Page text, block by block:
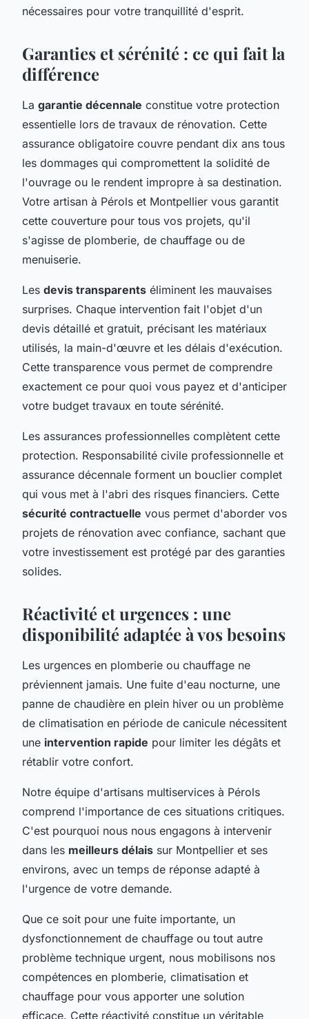
nécessaires pour votre tranquillité d'esprit.
Garanties et sérénité : ce qui fait la
différence
La garantie décennale constitue votre protection
essentielle lors de travaux de rénovation. Cette
assurance obligatoire couvre pendant dix ans tous
les dommages qui compromettent la solidité de
l'ouvrage ou le rendent impropre à sa destination.
Votre artisan à Pérols et Montpellier vous garantit
cette couverture pour tous vos projets, qu'il
s'agisse de plomberie, de chauffage ou de
menuiserie.
Les devis transparents éliminent les mauvaises
surprises. Chaque intervention fait l'objet d'un
devis détaillé et gratuit, précisant les matériaux
utilisés, la main-d'œuvre et les délais d'exécution.
Cette transparence vous permet de comprendre
exactement ce pour quoi vous payez et d'anticiper
votre budget travaux en toute sérénité.
Les assurances professionnelles complètent cette
protection. Responsabilité civile professionnelle et
assurance décennale forment un bouclier complet
qui vous met à l'abri des risques financiers. Cette
sécurité contractuelle vous permet d'aborder vos
projets de rénovation avec confiance, sachant que
votre investissement est protégé par des garanties
solides.
Réactivité et urgences : une
disponibilité adaptée à vos besoins
Les urgences en plomberie ou chauffage ne
préviennent jamais. Une fuite d'eau nocturne, une
panne de chaudière en plein hiver ou un problème
de climatisation en période de canicule nécessitent
une intervention rapide pour limiter les dégâts et
rétablir votre confort.
Notre équipe d'artisans multiservices à Pérols
comprend l'importance de ces situations critiques.
C'est pourquoi nous nous engagons à intervenir
dans les meilleurs délais sur Montpellier et ses
environs, avec un temps de réponse adapté à
l'urgence de votre demande.
Que ce soit pour une fuite importante, un
dysfonctionnement de chauffage ou tout autre
problème technique urgent, nous mobilisons nos
compétences en plomberie, climatisation et
chauffage pour vous apporter une solution
efficace. Cette réactivité constitue un véritable